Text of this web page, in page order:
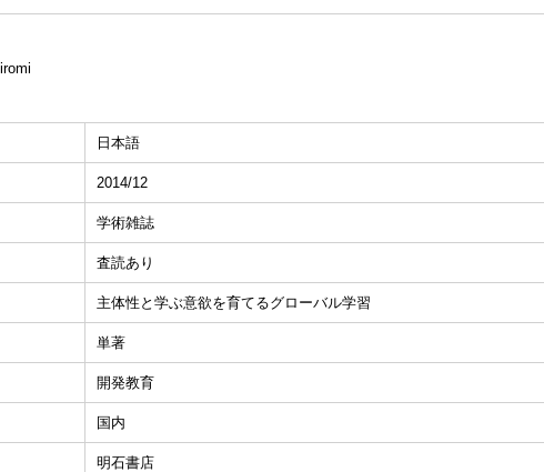
日本語
2014/12
学術雑誌
査読あり
主体性と学ぶ意欲を育てるグローバル学習
単著
開発教育
国内
明石書店